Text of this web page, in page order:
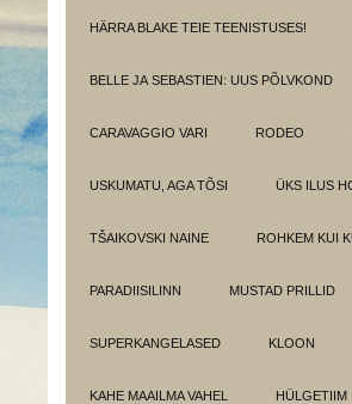
HÄRRA BLAKE TEIE TEENISTUSES!
BELLE JA SEBASTIEN: UUS PÕLVKOND
CARAVAGGIO VARI RODEO
USKUMATU, AGA TÕSI ÜKS ILUS
TŠAIKOVSKI NAINE ROHKEM KUI
PARADIISILINN MUSTAD PRILLID
SUPERKANGELASED KLOON
KAHE MAAILMA VAHEL HÜLGETIIM